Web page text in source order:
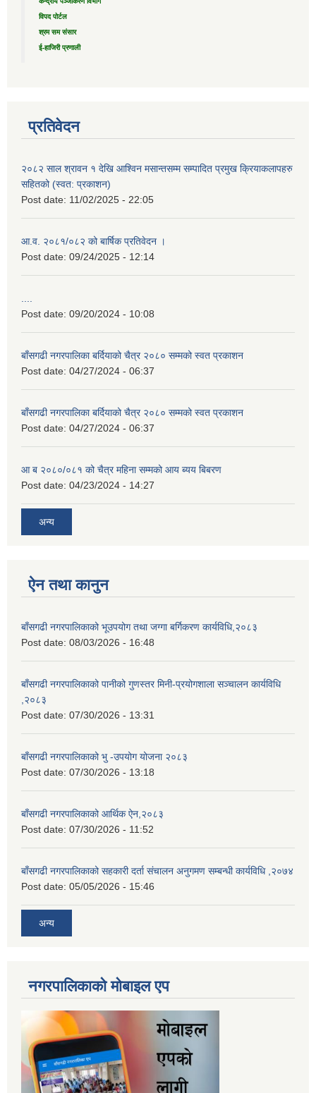
विपद पोर्टल
श्रम सम संसार
ई-हाजिरी प्रणाली
प्रतिवेदन
२०८२ साल श्रावन १ देखि आश्विन मसान्तसम्म सम्पादित प्रमुख क्रियाकलापहरु
सहितको (स्वत: प्रकाशन)
Post date: 11/02/2025 - 22:05
आ.व. २०८१/०८२ को बार्षिक प्रतिवेदन ।
Post date: 09/24/2025 - 12:14
....
Post date: 09/20/2024 - 10:08
बाँसगढी नगरपालिका बर्दियाको चैत्र २०८० सम्मको स्वत प्रकाशन
Post date: 04/27/2024 - 06:37
बाँसगढी नगरपालिका बर्दियाको चैत्र २०८० सम्मको स्वत प्रकाशन
Post date: 04/27/2024 - 06:37
आ ब २०८०/०८१ को चैत्र महिना सम्मको आय ब्यय बिबरण
Post date: 04/23/2024 - 14:27
अन्य
ऐन तथा कानुन
बाँसगढी नगरपालिकाको भूउपयोग तथा जग्गा बर्गिकरण कार्यविधि,२०८३
Post date: 08/03/2026 - 16:48
बाँसगढी नगरपालिकाको पानीको गुणस्तर मिनी-प्रयोगशाला सञ्चालन कार्यविधि
,२०८३
Post date: 07/30/2026 - 13:31
बाँसगढी नगरपालिकाको भु -उपयोग योजना २०८३
Post date: 07/30/2026 - 13:18
बाँसगढी नगरपालिकाको आर्थिक ऐन,२०८३
Post date: 07/30/2026 - 11:52
बाँसगढी नगरपालिकाको सहकारी दर्ता संचालन अनुगमण सम्बन्धी कार्यविधि ,२०७४
Post date: 05/05/2026 - 15:46
अन्य
नगरपालिकाकाे माेबाइल एप